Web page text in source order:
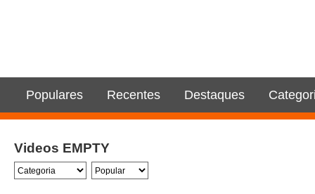
Populares Recentes Destaques
Videos EMPTY